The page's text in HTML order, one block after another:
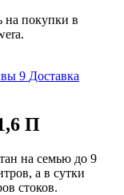
на покупки в
9 Доставка
П
на семью до 9
а в сутки
стоков.